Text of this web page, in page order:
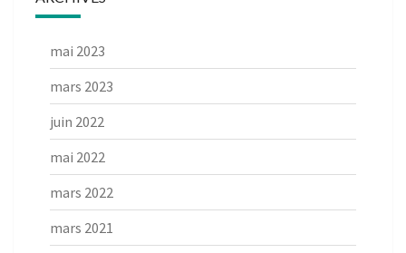
mai 2023
mars 2023
juin 2022
mai 2022
mars 2022
mars 2021